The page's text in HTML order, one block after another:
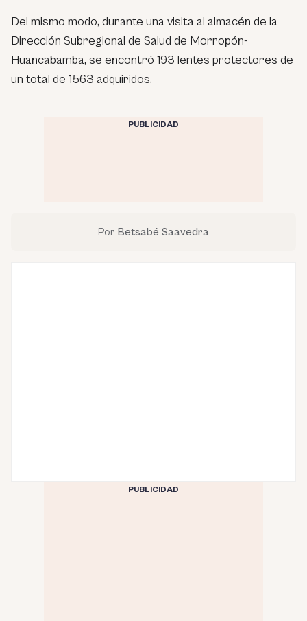
Del mismo modo, durante una visita al almacén de la
Dirección Subregional de Salud de Morropón-
Huancabamba, se encontró 193 lentes protectores de
un total de 1563 adquiridos.
PUBLICIDAD
Por Betsabé Saavedra
PUBLICIDAD